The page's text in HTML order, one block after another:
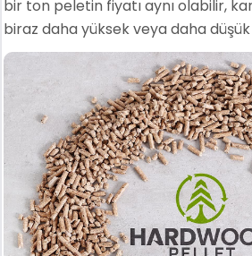
bir ton peletin fiyatı aynı olabilir,
biraz daha yüksek veya daha